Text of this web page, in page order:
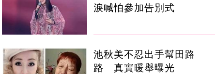
淚喊怕參加告別式
池秋美不忍出手幫田路
路 真實暖舉曝光